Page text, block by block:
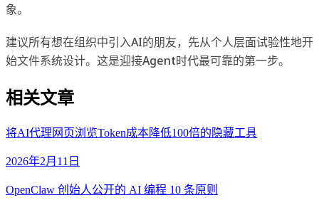
象。
建议所有想在组织中引入AI的朋友，先从个人层面试验性地开
始文件系统设计。这是迎接Agent时代最可靠的第一步。
相关文章
将AI代理网页浏览Token成本降低100倍的隐藏工具
2026年2月11日
OpenClaw 创始人公开的 AI 编程 10 条原则